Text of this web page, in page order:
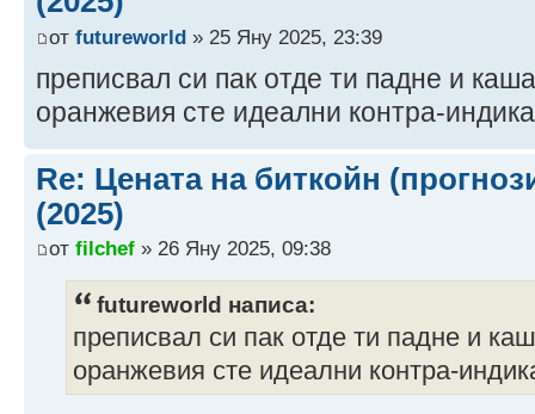
от futureworld » 25 Яну 2025, 23:39
преписвал си пак отде ти падне и
оранжевия сте идеални контра-
Re: Цената на биткойн
(2025)
от filchef » 26 Яну 2025, 09:38
futureworld написа:
преписвал си пак отде ти падне и
оранжевия сте идеални контра-